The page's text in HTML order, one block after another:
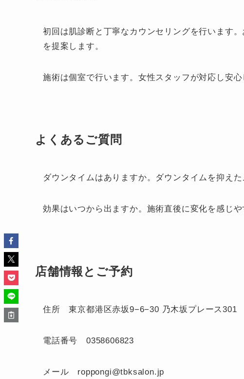
初回は肌診断と丁寧なカウンセリングを行います
を提案します。
施術は個室で行います。女性スタッフが対応し安心
よくあるご質問
ダウンタイムはありますか。ダウンタイムを抑え
効果はいつから出ますか。施術直後に変化を感じ
店舗情報とご予約
住所 東京都港区赤坂9−6−30 乃木坂プレース301
電話番号 0358606823
メール roppongi@tbksalon.jp